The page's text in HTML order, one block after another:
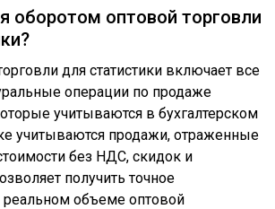
оборотом оптовой торговли
для статистики включает все
операции по продаже
учитываются в бухгалтерском
учитываются продажи, отраженные
без НДС, скидок и
получить точное
реальном объеме оптовой